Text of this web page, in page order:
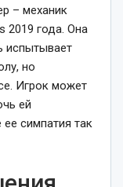
– механик
2019 года. Она
испытывает
но
Игрок может
ей
ее симпатия так